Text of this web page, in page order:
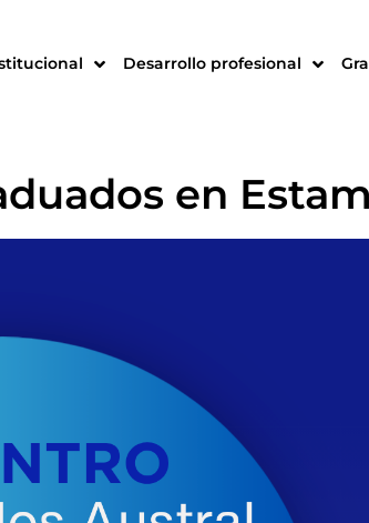
Desarrollo profesional
en